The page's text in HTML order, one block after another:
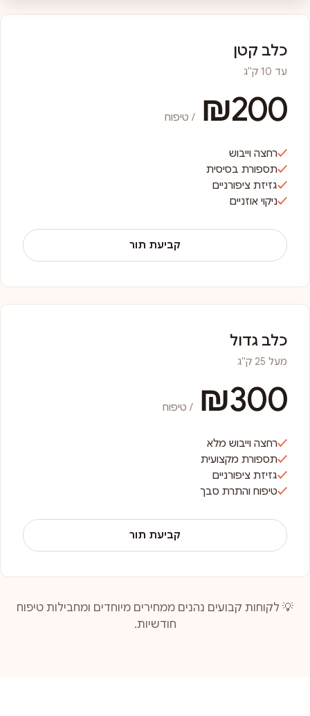
כלב קטן
עד 10 ק"ג
₪200 / טיפוח
רחצה וייבוש
תספורת בסיסית
גזיזת ציפורניים
ניקוי אוזניים
קביעת תור
כלב גדול
מעל 25 ק"ג
₪300 / טיפוח
רחצה וייבוש מלא
תספורת מקצועית
גזיזת ציפורניים
טיפוח והתרת סבך
קביעת תור
💡 לקוחות קבועים נהנים ממחירים מיוחדים ומחבילות טיפוח
חודשיות.